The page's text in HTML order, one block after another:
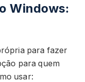
Windows:
para fazer
para quem
usar: